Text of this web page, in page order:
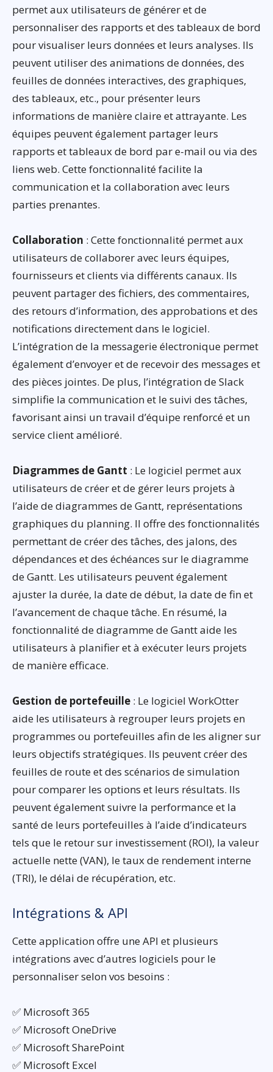
permet aux utilisateurs de générer et de
personnaliser des rapports et des tableaux de bord
pour visualiser leurs données et leurs analyses. Ils
peuvent utiliser des animations de données, des
feuilles de données interactives, des graphiques,
des tableaux, etc., pour présenter leurs
informations de manière claire et attrayante. Les
équipes peuvent également partager leurs
rapports et tableaux de bord par e-mail ou via des
liens web. Cette fonctionnalité facilite la
communication et la collaboration avec leurs
parties prenantes.
Collaboration : Cette fonctionnalité permet aux
utilisateurs de collaborer avec leurs équipes,
fournisseurs et clients via différents canaux. Ils
peuvent partager des fichiers, des commentaires,
des retours d’information, des approbations et des
notifications directement dans le logiciel.
L’intégration de la messagerie électronique permet
également d’envoyer et de recevoir des messages et
des pièces jointes. De plus, l’intégration de Slack
simplifie la communication et le suivi des tâches,
favorisant ainsi un travail d’équipe renforcé et un
service client amélioré.
Diagrammes de Gantt : Le logiciel permet aux
utilisateurs de créer et de gérer leurs projets à
l’aide de diagrammes de Gantt, représentations
graphiques du planning. Il offre des fonctionnalités
permettant de créer des tâches, des jalons, des
dépendances et des échéances sur le diagramme
de Gantt. Les utilisateurs peuvent également
ajuster la durée, la date de début, la date de fin et
l’avancement de chaque tâche. En résumé, la
fonctionnalité de diagramme de Gantt aide les
utilisateurs à planifier et à exécuter leurs projets
de manière efficace.
Gestion de portefeuille : Le logiciel WorkOtter
aide les utilisateurs à regrouper leurs projets en
programmes ou portefeuilles afin de les aligner sur
leurs objectifs stratégiques. Ils peuvent créer des
feuilles de route et des scénarios de simulation
pour comparer les options et leurs résultats. Ils
peuvent également suivre la performance et la
santé de leurs portefeuilles à l’aide d’indicateurs
tels que le retour sur investissement (ROI), la valeur
actuelle nette (VAN), le taux de rendement interne
(TRI), le délai de récupération, etc.
Intégrations & API
Cette application offre une API et plusieurs
intégrations avec d’autres logiciels pour le
personnaliser selon vos besoins :
✅ Microsoft 365
✅ Microsoft OneDrive
✅ Microsoft SharePoint
✅ Microsoft Excel